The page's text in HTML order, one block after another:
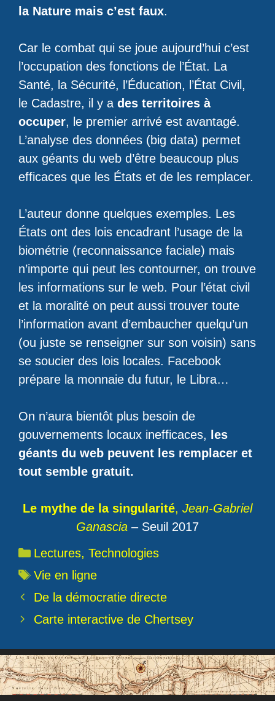
la Nature mais c’est faux.
Car le combat qui se joue aujourd’hui c’est
l’occupation des fonctions de l’État. La
Santé, la Sécurité, l’Éducation, l’État Civil,
le Cadastre, il y a des territoires à
occuper, le premier arrivé est avantagé.
L’analyse des données (big data) permet
aux géants du web d’être beaucoup plus
efficaces que les États et de les remplacer.
L’auteur donne quelques exemples. Les
États ont des lois encadrant l’usage de la
biométrie (reconnaissance faciale) mais
n’importe qui peut les contourner, on trouve
les informations sur le web. Pour l’état civil
et la moralité on peut aussi trouver toute
l’information avant d’embaucher quelqu’un
(ou juste se renseigner sur son voisin) sans
se soucier des lois locales. Facebook
prépare la monnaie du futur, le Libra…
On n’aura bientôt plus besoin de
gouvernements locaux inefficaces,
les
géants du web peuvent les remplacer et
tout semble gratuit.
Le mythe de la singularité, Jean-Gabriel
Ganascia – Seuil 2017
Catégories
Lectures, Technologies
Étiquettes
Vie en ligne
De la démocratie directe
Carte interactive de Chertsey